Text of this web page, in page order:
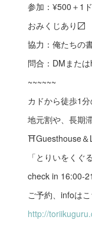
参加：¥500＋1
おみくじあり〼
協力：俺たちの
問合：DMまた
~~~~~~
カドから徒歩1
地元割や、長期
⛩️Guesthouse＆
「とりいをくぐ
check in 16:00-
ご予約、infoは
http://